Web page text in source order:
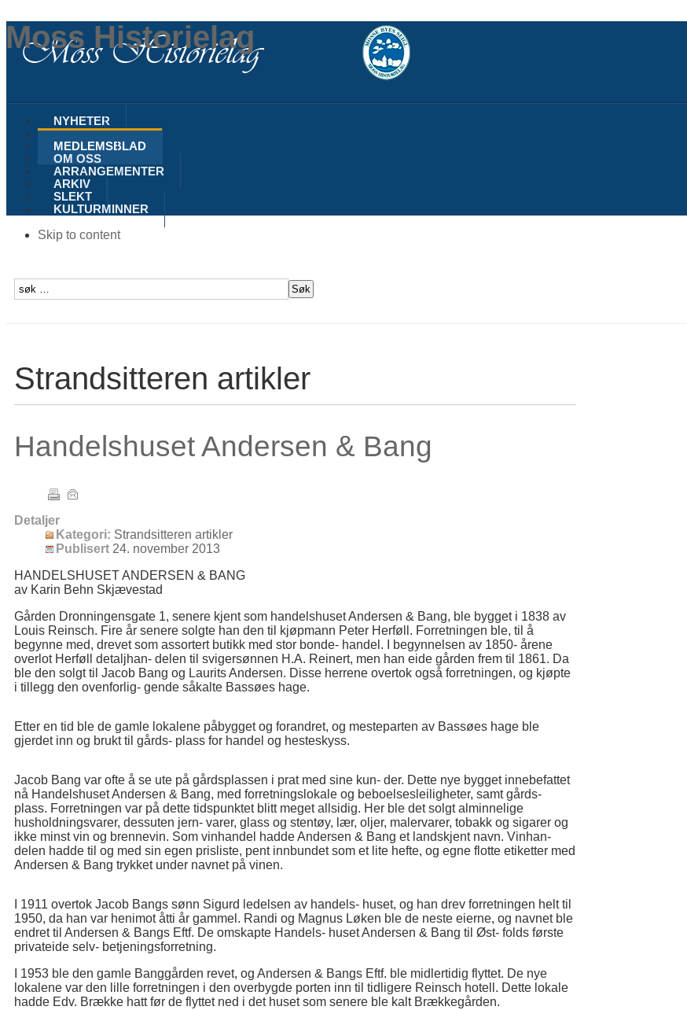
Moss Historielag
NYHETER
MOSS
MEDLEMSBLAD
OM OSS
ARRANGEMENTER
ARKIV
SLEKT
KULTURMINNER
Skip to content
Strandsitteren artikler
Handelshuset Andersen & Bang
Detaljer
Kategori: Strandsitteren artikler
Publisert 24. november 2013
HANDELSHUSET ANDERSEN & BANG
av Karin Behn Skjævestad
Gården Dronningensgate 1, senere kjent som handelshuset Andersen & Bang, ble bygget i 1838 av
Louis Reinsch. Fire år senere solgte han den til kjøpmann Peter Herføll. Forretningen ble, til å
begynne med, drevet som assortert butikk med stor bonde- handel. I begynnelsen av 1850- årene
overlot Herføll detaljhan- delen til svigersønnen H.A. Reinert, men han eide gården frem til 1861. Da
ble den solgt til Jacob Bang og Laurits Andersen. Disse herrene overtok også forretningen, og kjøpte
i tillegg den ovenforlig- gende såkalte Bassøes hage.
Etter en tid ble de gamle lokalene påbygget og forandret, og mesteparten av Bassøes hage ble
gjerdet inn og brukt til gårds- plass for handel og hesteskyss.
Jacob Bang var ofte å se ute på gårdsplassen i prat med sine kun- der. Dette nye bygget innebefattet
nå Handelshuset Andersen & Bang, med forretningslokale og beboelsesleiligheter, samt gårds-
plass. Forretningen var på dette tidspunktet blitt meget allsidig. Her ble det solgt alminnelige
husholdningsvarer, dessuten jern- varer, glass og stentøy, lær, oljer, malervarer, tobakk og sigarer og
ikke minst vin og brennevin. Som vinhandel hadde Andersen & Bang et landskjent navn. Vinhan-
delen hadde til og med sin egen prisliste, pent innbundet som et lite hefte, og egne flotte etiketter med
Andersen & Bang trykket under navnet på vinen.
I 1911 overtok Jacob Bangs sønn Sigurd ledelsen av handels- huset, og han drev forretningen helt til
1950, da han var henimot åtti år gammel. Randi og Magnus Løken ble de neste eierne, og navnet ble
endret til Andersen & Bangs Eftf. De omskapte Handels- huset Andersen & Bang til Øst- folds første
privateide selv- betjeningsforretning.
I 1953 ble den gamle Banggården revet, og Andersen & Bangs Eftf. ble midlertidig flyttet. De nye
lokalene var den lille forretningen i den overbygde porten inn til tidligere Reinsch hotell. Dette lokale
hadde Edv. Brække hatt før de flyttet ned i det huset som senere ble kalt Brækkegården.